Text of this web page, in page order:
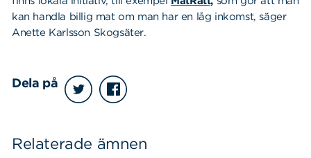
kan handla billig mat om man har en låg inkomst, säger
Anette Karlsson Skogsäter.
Dela på
Relaterade ämnen